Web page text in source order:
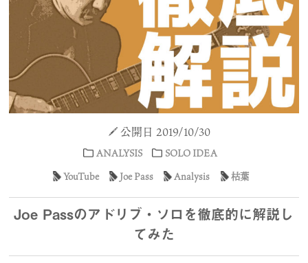
公開日 2019/10/30
ANALYSIS
SOLO IDEA
YouTube
Joe Pass Analysis 枯葉
Joe Passのアドリブ・ソロを徹底的に解説し
てみた